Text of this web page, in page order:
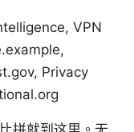
VPN
Privacy